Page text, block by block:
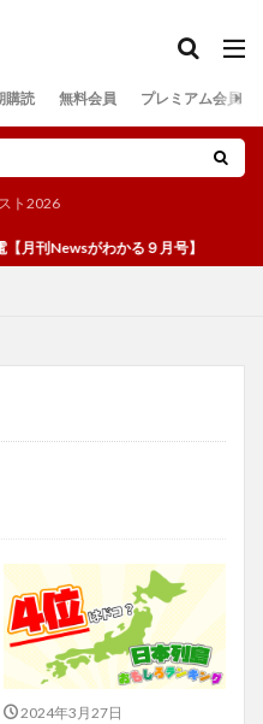
購読 無料会員 プレミアム会員
ト2026
月刊Newsがわかる９月号】
2024年3月27日